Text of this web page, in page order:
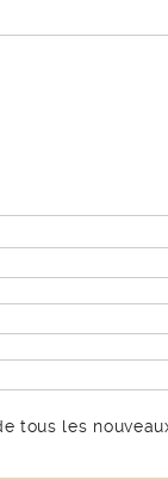
tous les